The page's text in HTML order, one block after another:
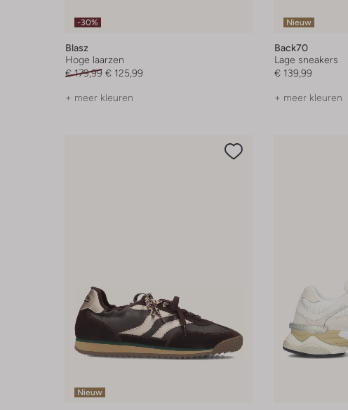
-30%
Blasz
Hoge laarzen
€ 179,99 € 125,99
+ meer kleuren
Nieuw
Back70
Lage sneakers
€ 139,99
+ meer kleuren
Nieuw